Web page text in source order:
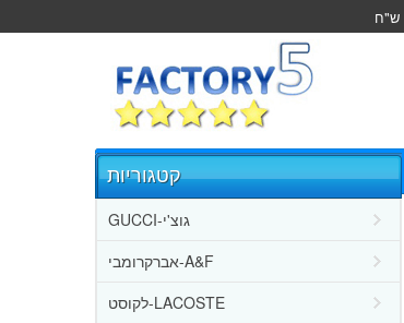
קטגוריות
GUCCI-גוצ'י
אברקרומבי-A&F
לקוסט-LACOSTE